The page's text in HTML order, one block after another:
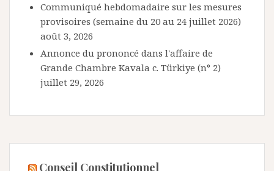
Communiqué hebdomadaire sur les mesures
provisoires (semaine du 20 au 24 juillet 2026)
août 3, 2026
Annonce du prononcé dans l'affaire de
Grande Chambre Kavala c. Türkiye (n° 2)
juillet 29, 2026
Conseil Constitutionnel